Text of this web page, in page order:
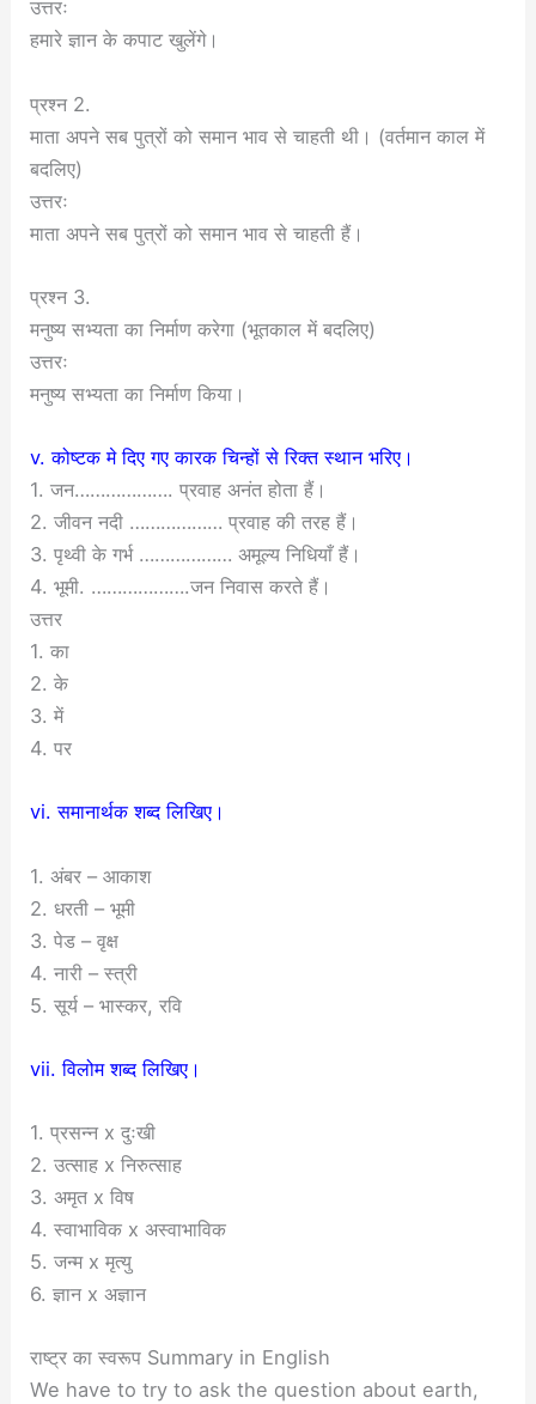
उत्तरः
हमारे ज्ञान के कपाट खुलेंगे।
प्रश्न 2.
माता अपने सब पुत्रों को समान भाव से चाहती थी। (वर्तमान काल में
बदलिए)
उत्तरः
माता अपने सब पुत्रों को समान भाव से चाहती हैं।
प्रश्न 3.
मनुष्य सभ्यता का निर्माण करेगा (भूतकाल में बदलिए)
उत्तरः
मनुष्य सभ्यता का निर्माण किया।
v. कोष्टक मे दिए गए कारक चिन्हों से रिक्त स्थान भरिए।
1. जन………………. प्रवाह अनंत होता हैं।
2. जीवन नदी ……………… प्रवाह की तरह हैं।
3. पृथ्वी के गर्भ ……………… अमूल्य निधियाँ हैं।
4. भूमी. ……………….जन निवास करते हैं।
उत्तर
1. का
2. के
3. में
4. पर
vi. समानार्थक शब्द लिखिए।
1. अंबर – आकाश
2. धरती – भूमी
3. पेड – वृक्ष
4. नारी – स्त्री
5. सूर्य – भास्कर, रवि
vii. विलोम शब्द लिखिए।
1. प्रसन्न x दुःखी
2. उत्साह x निरुत्साह
3. अमृत x विष
4. स्वाभाविक x अस्वाभाविक
5. जन्म x मृत्यु
6. ज्ञान x अज्ञान
राष्ट्र का स्वरूप Summary in English
We have to try to ask the question about earth,